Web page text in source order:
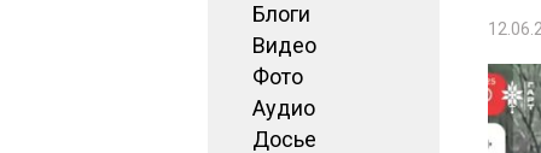
Блоги
Видео
Фото
Аудио
Досье